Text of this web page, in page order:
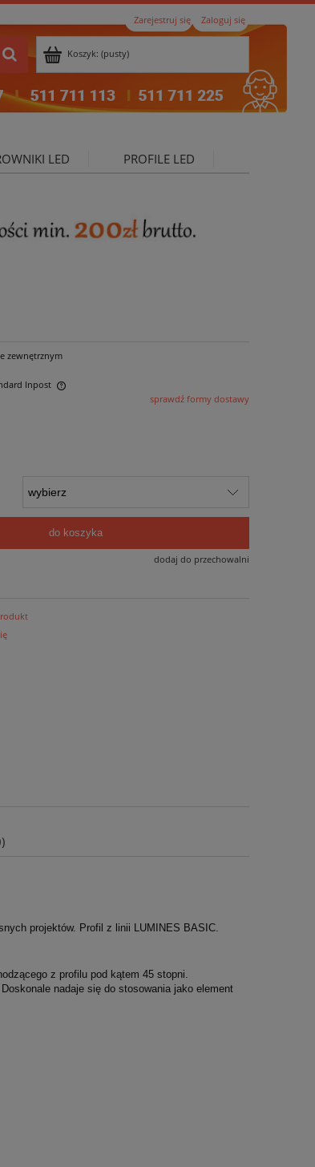
Zarejestruj się Zaloguj się
Koszyk: (pusty)
LED PROFILE LED
zewnętrznym
Inpost
sprawdź formy dostawy
do koszyka
dodaj do przechowalni
projektów. Profil z linii LUMINES BASIC.
z profilu pod kątem 45 stopni.
nadaje się do stosowania jako element